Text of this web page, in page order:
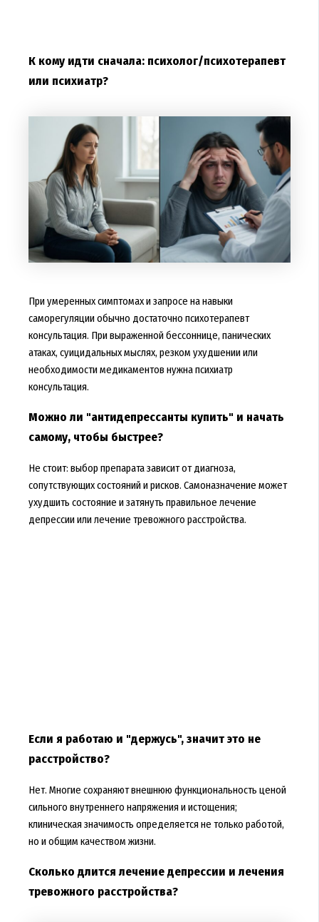
К кому идти сначала: психолог/психотерапевт
или психиатр?
При умеренных симптомах и запросе на навыки
саморегуляции обычно достаточно психотерапевт
консультация. При выраженной бессоннице, панических
атаках, суицидальных мыслях, резком ухудшении или
необходимости медикаментов нужна психиатр
консультация.
Можно ли "антидепрессанты купить" и начать
самому, чтобы быстрее?
Не стоит: выбор препарата зависит от диагноза,
сопутствующих состояний и рисков. Самоназначение может
ухудшить состояние и затянуть правильное лечение
депрессии или лечение тревожного расстройства.
Если я работаю и "держусь", значит это не
расстройство?
Нет. Многие сохраняют внешнюю функциональность ценой
сильного внутреннего напряжения и истощения;
клиническая значимость определяется не только работой,
но и общим качеством жизни.
Сколько длится лечение депрессии и лечения
тревожного расстройства?